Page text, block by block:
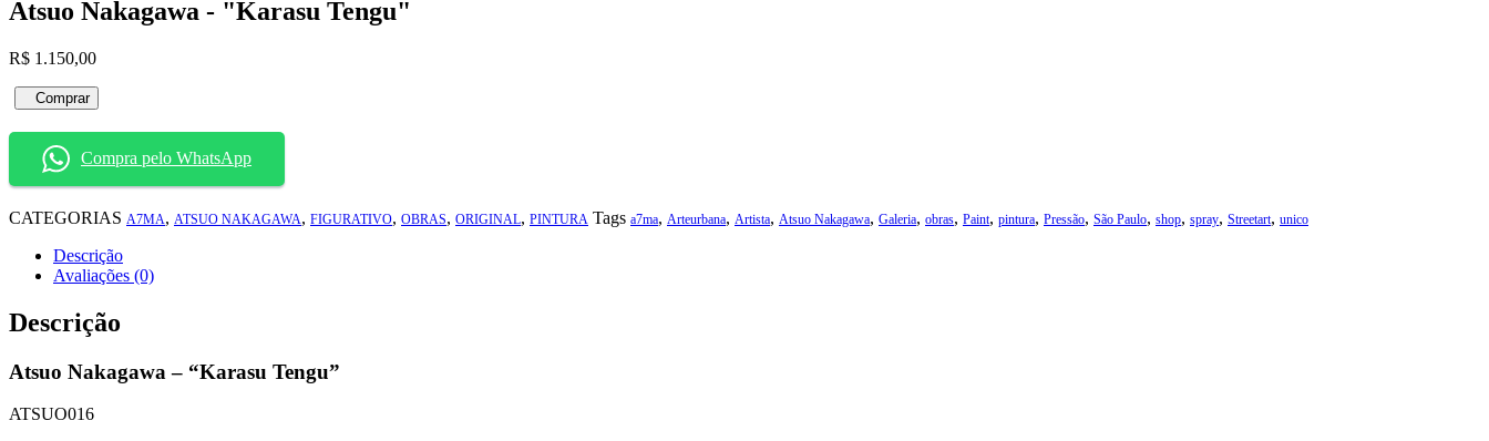
Atsuo Nakagawa - "Karasu Tengu"
R$ 1.150,00
Atsuo
Nakagawa
-
"Karasu
Tengu"
quantidade
Comprar
Compra pelo WhatsApp
CATEGORIAS A7MA, ATSUO NAKAGAWA, FIGURATIVO, OBRAS, ORIGINAL, PINTURA Tags a7ma, Arteurbana, Artista, Atsuo Nakagawa, Galeria, obras, Paint, pintura, Pressão, São Paulo, shop, spray, Streetart, unico
Descrição
Avaliações (0)
Descrição
Atsuo Nakagawa – “Karasu Tengu”
ATSUO016